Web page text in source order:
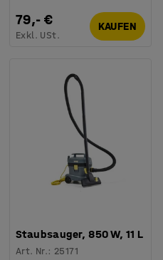
79,- €
Exkl. USt.
KAUFEN
Staubsauger, 850 W, 11 L
Art. Nr.: 25171